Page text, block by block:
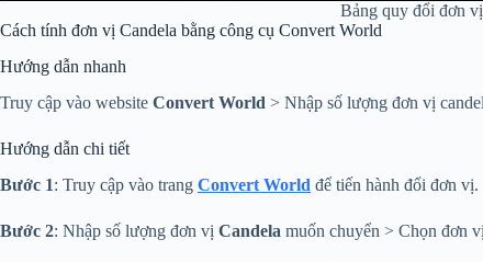
Bảng quy đổi đơn vị
Cách tính đơn vị Candela bằng công cụ Convert World
Hướng dẫn nhanh
Truy cập vào website Convert World > Nhập số lượng đơn vị
Hướng dẫn chi tiết
Bước 1: Truy cập vào trang Convert World để tiến hành đổi đơn vị.
Bước 2: Nhập số lượng đơn vị Candela muốn chuyển > Chọn đơn